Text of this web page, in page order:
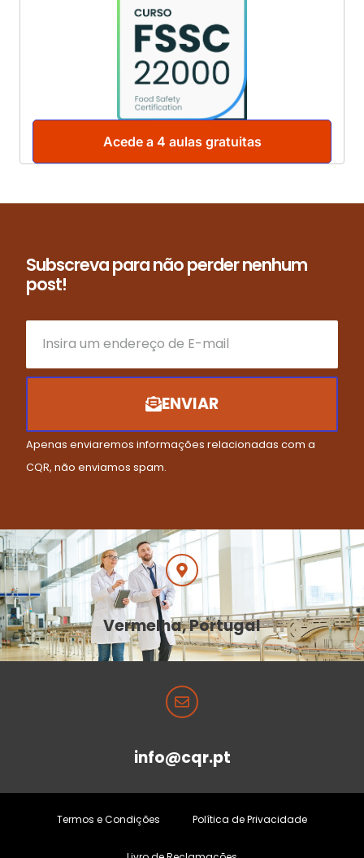
Acede a 4 aulas gratuitas
Subscreva para não perder nenhum
post!
ENVIAR
Apenas enviaremos informações relacionadas com a
CQR, não enviamos spam.
Vermelha, Portugal
info@cqr.pt
Termos e Condições Política de Privacidade